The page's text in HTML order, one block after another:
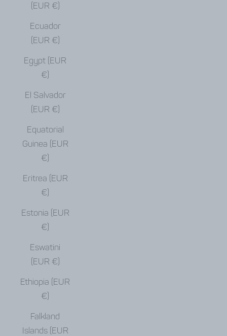
(EUR €)
Ecuador
(EUR €)
Egypt (EUR
€)
El Salvador
(EUR €)
Equatorial
Guinea (EUR
€)
Eritrea (EUR
€)
Estonia (EUR
€)
Eswatini
(EUR €)
Ethiopia (EUR
€)
Falkland
Islands (EUR